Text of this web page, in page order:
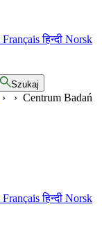
Françaisहिन्दी Norsk
Szukaj
› › Centrum Badań
Françaisहिन्दी Norsk